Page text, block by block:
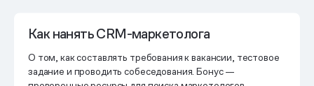
Как нанять CRM-маркетолога
О том, как составлять требования к вакансии, тестовое
задание и проводить собеседования. Бонус —